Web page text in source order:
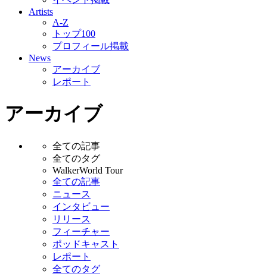
Artists
A-Z
トップ100
プロフィール掲載
News
アーカイブ
レポート
アーカイブ
全ての記事
全てのタグ
WalkerWorld Tour
全ての記事
ニュース
インタビュー
リリース
フィーチャー
ポッドキャスト
レポート
全てのタグ